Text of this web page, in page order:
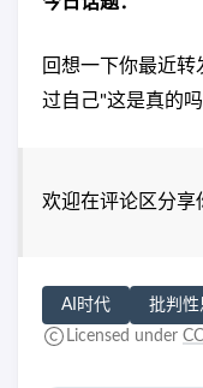
回想一下你最近转
过自己"这是真的
欢迎在评论区分享
AI时代 批判性
Licensed under